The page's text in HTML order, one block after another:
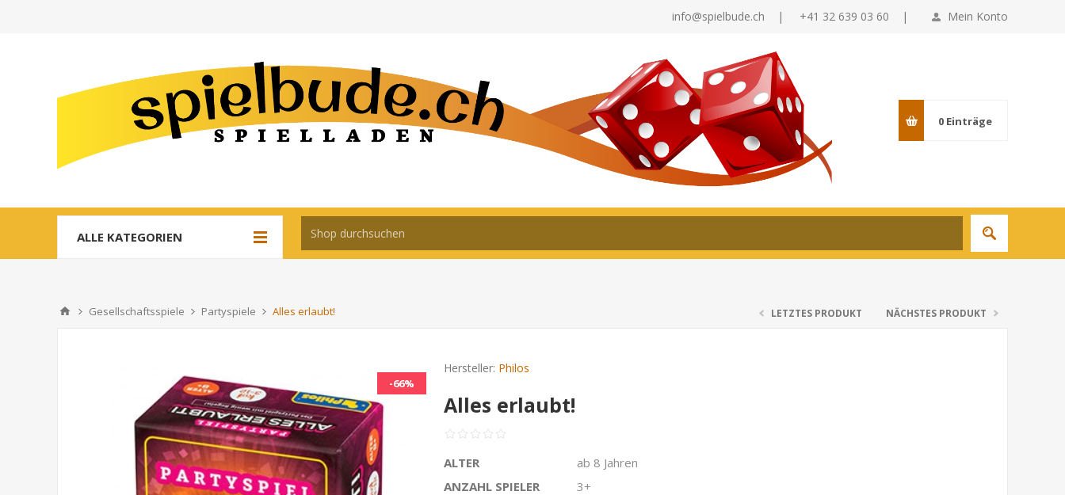
Mein Konto
info@spielbude.ch | +41 32 639 03 60 |
0 Einträge
ALLE KATEGORIEN
Gesellschaftsspiele Partyspiele Alles erlaubt! LETZTES PRODUKT NÄCHSTES PRODUKT
-66%
Hersteller: Philos
Alles erlaubt!
ALTER
ab 8 Jahren
ANZAHL SPIELER
3+